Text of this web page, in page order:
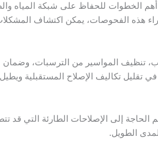
أهم الخطوات للحفاظ على شبكة المياه
هذه الفحوصات، يمكن اكتشاف
تنظيف المواسير من الترسبات،
تقليل تكاليف الإصلاح المستقبلية
إلى الإصلاحات الطارئة التي قد
الطويل.